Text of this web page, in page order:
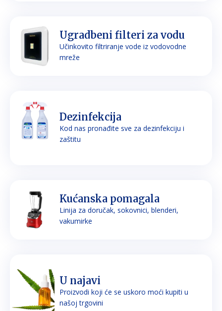
Ugradbeni filteri za vodu
Učinkovito filtriranje vode iz vodovodne
mreže
Dezinfekcija
Kod nas pronađite sve za dezinfekciju i
zaštitu
Kućanska pomagala
Linija za doručak, sokovnici, blenderi,
vakumirke
U najavi
Proizvodi koji će se uskoro moći kupiti u
našoj trgovini